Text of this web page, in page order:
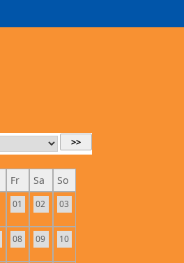
>>
Fr Sa So
01 02 03
08 09 10